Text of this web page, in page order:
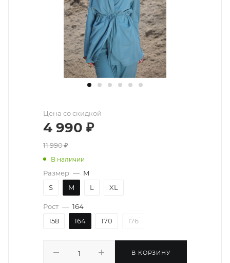
Цена со скидкой
4 990 ₽
11 990₽
В наличии
Размер — M
S
M L XL
Рост — 164
158
164 170 176
В КОРЗИНУ